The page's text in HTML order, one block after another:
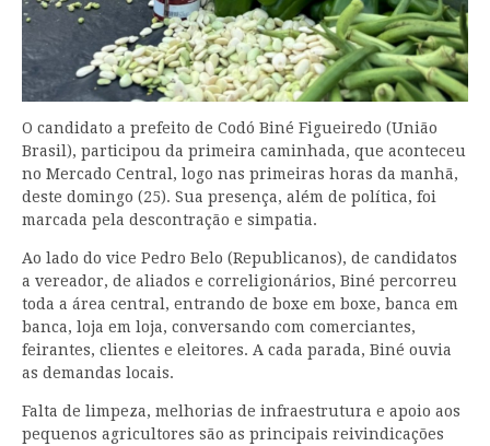
O candidato a prefeito de Codó Biné Figueiredo (União
Brasil), participou da primeira caminhada, que aconteceu
no Mercado Central, logo nas primeiras horas da manhã,
deste domingo (25). Sua presença, além de política, foi
marcada pela descontração e simpatia.
Ao lado do vice Pedro Belo (Republicanos), de candidatos
a vereador, de aliados e correligionários, Biné percorreu
toda a área central, entrando de boxe em boxe, banca em
banca, loja em loja, conversando com comerciantes,
feirantes, clientes e eleitores. A cada parada, Biné ouvia
as demandas locais.
Falta de limpeza, melhorias de infraestrutura e apoio aos
pequenos agricultores são as principais reivindicações